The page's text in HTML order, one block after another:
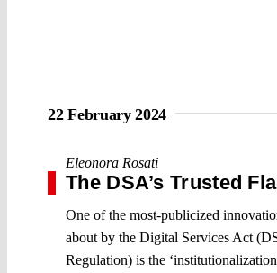
22 February 2024
Eleonora Rosati
The DSA’s Trusted
One of the most-publicized
about by the Digital Services Act
Regulation) is the